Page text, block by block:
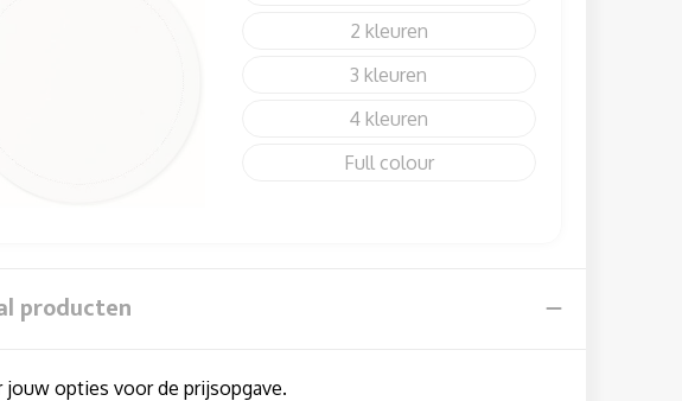
2
3
4
Full colour
producten
jouw opties voor de prijsopgave.